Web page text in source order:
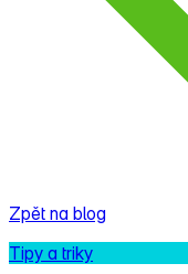
Zpět na blog
Tipy a triky